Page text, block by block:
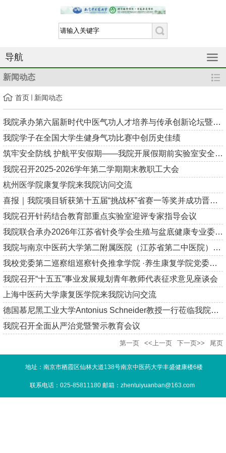
导航
新闻动态
首页 新闻动态
我院承办第六届新时代中医气功人才培养与传承创新论坛暨中国医学...
我院学子在全国大学生健身气功比赛中创历史佳绩
筑牢安全防线 护航平安假期——我院开展假期前实验室安全大检查工...
我院召开2025-2026学年第二学期期末教职工大会
杭州医学院康复学院来我院访问交流
喜报｜我院项目斩获第十五届“挑战杯”省赛一等奖并成功晋级国赛
我院召开针药结合教育部重点实验室迎评专家指导会议
我院联合承办2026年江苏省针灸学会生殖与盆底健康专业委员会学术...
我院与南京中医药大学第二附属医院（江苏省第二中医院）协同创新...
我校党委第二巡察组巡察针灸推拿学院 ·养生康复学院党委进驻动员...
我院召开“十五五”事业发展规划青年教师代表征求意见座谈会
上海中医药大学康复医学院来我院访问交流
德国慕尼黑工业大学Antonius Schneider教授一行莅临我院探讨全科...
我院召开全面从严治党暨警示教育会议
第一页 <<上一页 下一页>> 尾页
地址：南京市栖霞区仙林大道138号南京中医药大学丰盛健康楼6楼
联系电话：025-85811180 邮箱：zhentuiyuanban@163.com